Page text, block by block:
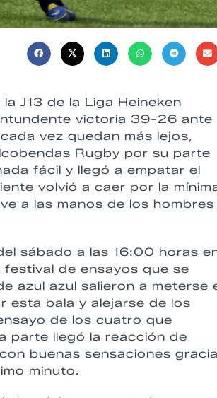
J13 de la Liga Heineken
victoria 39-26 ante
vez quedan más lejos,
Rugby por su parte
fácil y llegó a empatar el
volvió a caer por la
a las manos de los hombres
sábado a las 16:00 horas
de ensayos que se
azul azul salieron a meterse
esta bala y alejarse de los
de los cuatro que
parte llegó la reacción de
buenas sensaciones
minuto.